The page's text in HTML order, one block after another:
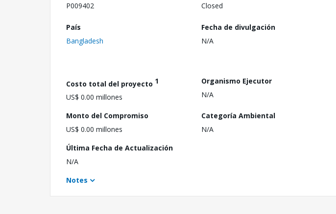
P009402
Closed
País
Bangladesh
Fecha de divulgación
N/A
Costo total del proyecto 1
US$ 0.00 millones
Organismo Ejecutor
N/A
Monto del Compromiso
US$ 0.00 millones
Categoría Ambiental
N/A
Última Fecha de Actualización
N/A
Notes